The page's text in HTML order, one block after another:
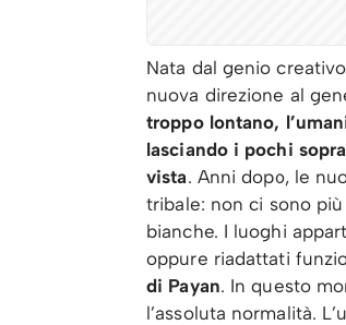
Nata dal genio
nuova direzione al
troppo lontano,
lasciando i pochi
vista. Anni dopo, le
tribale: non ci sono
bianche. I luoghi
oppure riadattati
di Payan. In questo
l’assoluta normalità.